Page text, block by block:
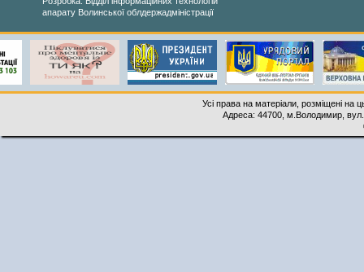
апарату Волинської облдержадміністрації
Усі права на матеріали, розміщені на
Адреса: 44700, м.Володимир,